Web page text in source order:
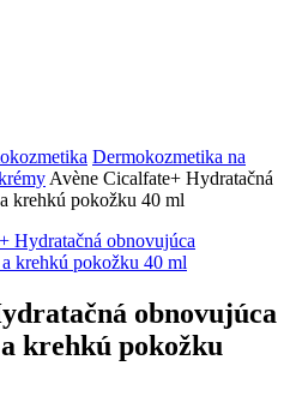
Dermokozmetika na
Avène Cicalfate+ Hydratačná
krehkú pokožku 40 ml
obnovujúca
krehkú pokožku